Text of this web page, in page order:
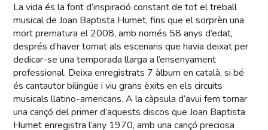
La vida és la font d’inspiració constant de tot el treball
musical de Joan Baptista Humet, fins que el sorprèn una
mort prematura el 2008, amb només 58 anys d’edat,
després d’haver tornat als escenaris que havia deixat per
dedicar-se una temporada llarga a l’ensenyament
professional. Deixa enregistrats 7 àlbum en català, si bé
és cantautor bilingüe i viu grans èxits en els circuits
musicals llatino-americans. A la càpsula d’avui fem tornar
una cançó del primer d’aquests discos que Joan Baptista
Humet enregistra l’any 1970, amb una cançó preciosa